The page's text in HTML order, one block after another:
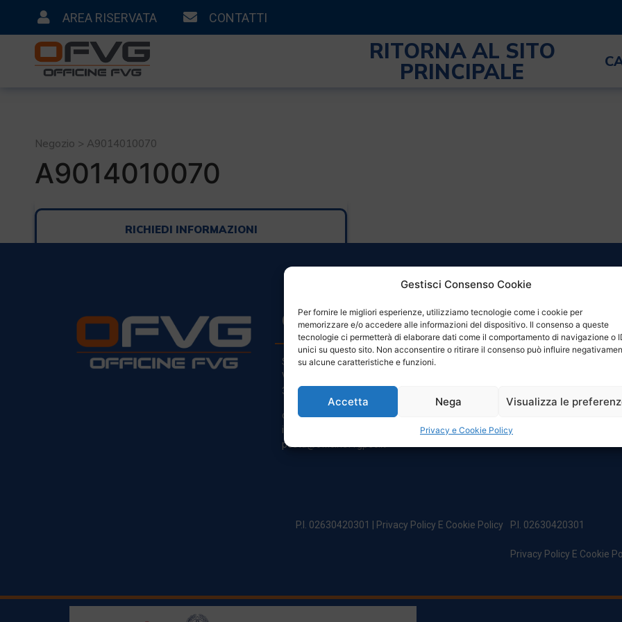
Gestisci Consenso Cookie
Per fornire le migliori esperienze, utilizziamo tecnologie come i cookie per
memorizzare e/o accedere alle informazioni del dispositivo. Il consenso a queste
tecnologie ci permetterà di elaborare dati come il comportamento di navigazione o
unici su questo sito. Non acconsentire o ritirare il consenso può influire
su alcune caratteristiche e funzioni.
Accetta Nega Visualizza le
Privacy e Cookie Policy
AREA RISERVATA CONTATTI
RITORNA AL SITO
PRINCIPALE
Negozio > A9014010070
A9014010070
RICHIEDI INFORMAZIONI
CONTATTI
Sede Legale:
Via Principe Di Udine 144
33030 Campoformido (Ud)
clienti@officinefvg.it
info@officinefvg.it
posta@officinefvgpec.It
ORARI
Domenica: Chiuso
P.I. 02630420301 | Privacy Policy E Cookie Policy P.I. 02630420301
Privacy Policy E Cookie